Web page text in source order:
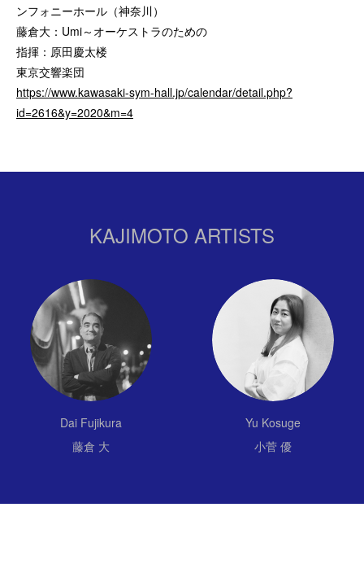
ンフォニーホール（神奈川）
藤倉大：Umi～オーケストラのための
指揮：原田慶太楼
東京交響楽団
https://www.kawasaki-sym-hall.jp/calendar/detail.php?
id=2616&y=2020&m=4
KAJIMOTO ARTISTS
Dai Fujikura
藤倉 大
Yu Kosuge
小菅 優